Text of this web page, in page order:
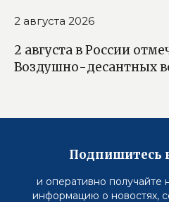
2 августа 2026
2 августа в России
Воздушно-десантных
Подпишитесь
и оперативно получайте
информацию о новостях,